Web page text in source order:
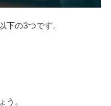
下の3つです。
う。